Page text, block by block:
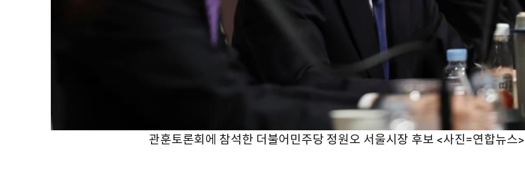
관훈토론회에 참석한 더불어민주당 정원오 서울시장 후보 <사진=연합뉴스>